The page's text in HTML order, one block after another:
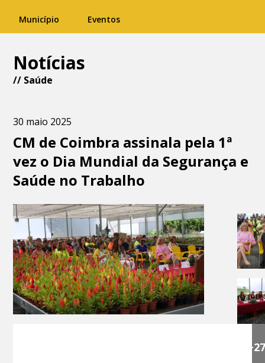
Município Eventos
Notícias
// Saúde
30 maio 2025
CM de Coimbra assinala pela 1ª
vez o Dia Mundial da Segurança e
Saúde no Trabalho
+27